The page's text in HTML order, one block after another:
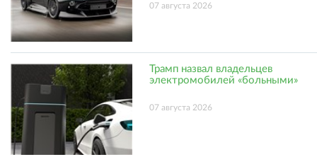
07 августа 2026
Трамп назвал владельцев
электромобилей «больными»
07 августа 2026